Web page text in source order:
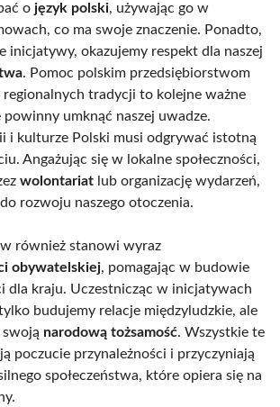
o język polski, używając go w
co ma swoje znaczenie. Ponadto,
inicjatywy, okazujemy respekt dla naszej
. Pomoc polskim przedsiębiorstwom
tradycji to kolejne ważne
umknąć naszej uwadze.
i kulturze Polski musi odgrywać istotną
Angażując się w lokalne społeczności,
wolontariat lub organizację wydarzeń,
rozwoju naszego otoczenia.
również stanowi wyraz
obywatelskiej, pomagając w budowie
dla kraju. Uczestnicząc w inicjatywach
budujemy relacje międzyludzkie, ale
swoją narodową tożsamość. Wszystkie te
poczucie przynależności i przyczyniają
społeczeństwa, które opiera się na